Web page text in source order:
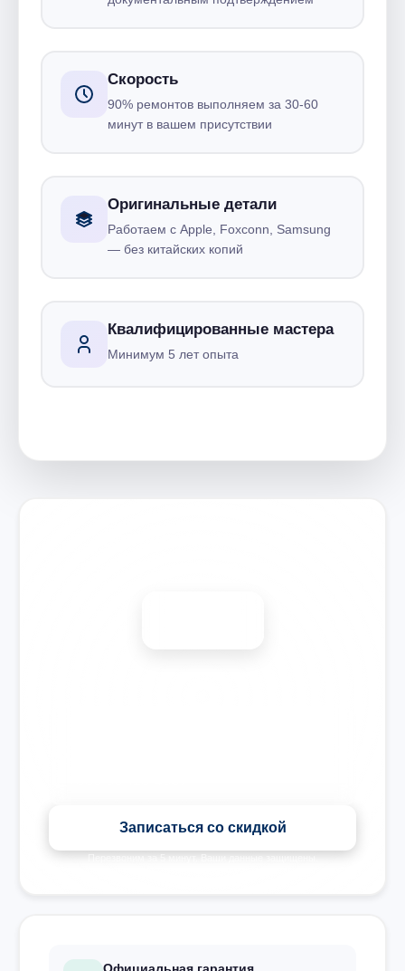
Скорость
90% ремонтов выполняем за 30-60
минут в вашем присутствии
Оригинальные детали
Работаем с Apple, Foxconn, Samsung
— без китайских копий
Квалифицированные мастера
Минимум 5 лет опыта
Записаться со скидкой